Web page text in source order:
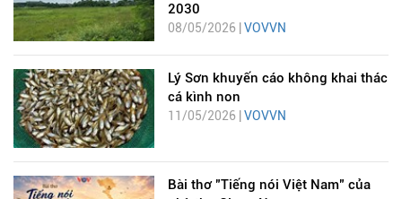
2030
08/05/2026 | VOVVN
Lý Sơn khuyến cáo không khai thác
cá kình non
11/05/2026 | VOVVN
Bài thơ "Tiếng nói Việt Nam" của